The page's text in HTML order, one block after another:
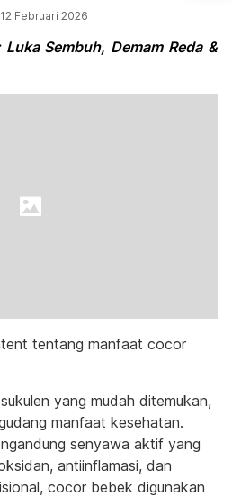
12 Februari 2026
Sembuh, Demam Reda &
tentang manfaat cocor
yang mudah ditemukan,
manfaat kesehatan.
senyawa aktif yang
antiinflamasi, dan
cocor bebek digunakan